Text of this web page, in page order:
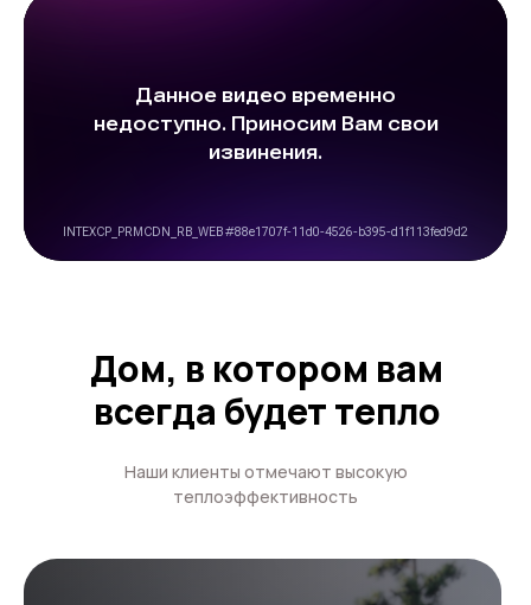
Дом, в котором вам
всегда будет тепло
Наши клиенты отмечают высокую
теплоэффективность